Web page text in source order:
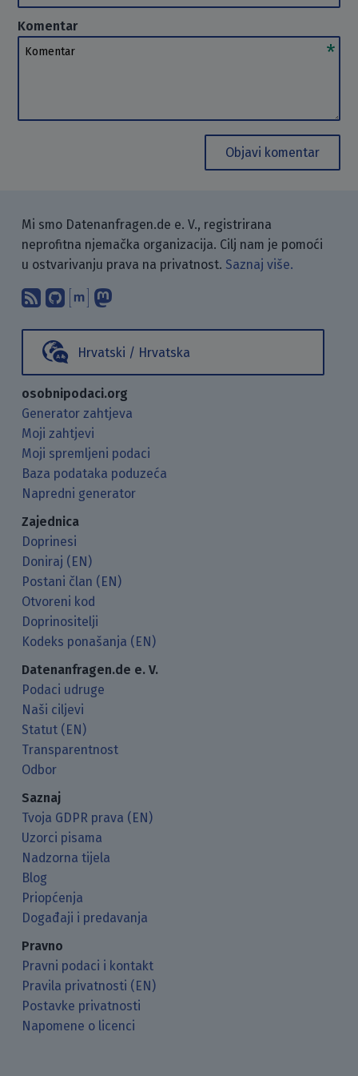
Komentar
Komentar
Objavi komentar
Mi smo Datenanfragen.de e. V., registrirana
neprofitna njemačka organizacija. Cilj nam je pomoći
u ostvarivanju prava na privatnost. Saznaj više.
Pretplati se na naš blog koristeći
Pronađi nas na GitHubu.
Raspravljaj s nama putem
Hrvatski / Hrvatska
osobnipodaci.org
Generator zahtjeva
Moji zahtjevi
Moji spremljeni podaci
Baza podataka poduzeća
Napredni generator
Zajednica
Doprinesi
Doniraj (EN)
Postani član (EN)
Otvoreni kod
Doprinositelji
Kodeks ponašanja (EN)
Datenanfragen.de e. V.
Podaci udruge
Naši ciljevi
Statut (EN)
Transparentnost
Odbor
Saznaj
Tvoja GDPR prava (EN)
Uzorci pisama
Nadzorna tijela
Blog
Priopćenja
Događaji i predavanja
Pravno
Pravni podaci i kontakt
Pravila privatnosti (EN)
Postavke privatnosti
Napomene o licenci